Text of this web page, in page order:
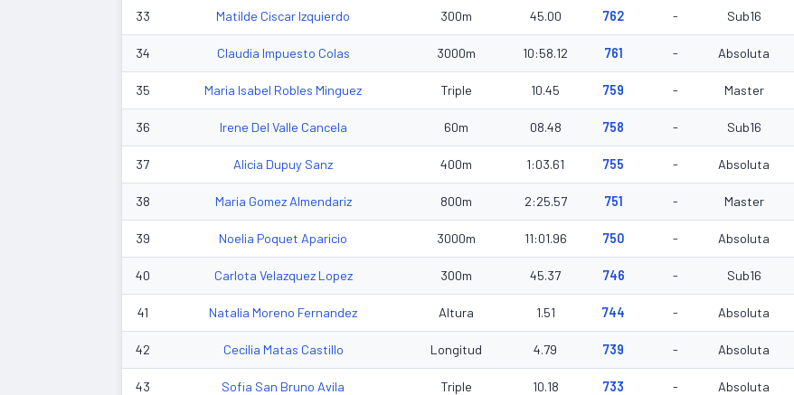
33 Matilde Ciscar Izquierdo 300m 45.00 762 - Sub16
34 Claudia Impuesto Colas 3000m 10:58.12 761 - Absoluta
35 Maria Isabel Robles Minguez Triple 10.45 759 - Master
36 Irene Del Valle Cancela 60m 08.48 758 - Sub16
37 Alicia Dupuy Sanz 400m 1:03.61 755 - Absoluta
38 Maria Gomez Almendariz 800m 2:25.57 751 - Master
39 Noelia Poquet Aparicio 3000m 11:01.96 750 - Absoluta
40 Carlota Velazquez Lopez 300m 45.37 746 - Sub16
41 Natalia Moreno Fernandez Altura 1.51 744 - Absoluta
42 Cecilia Matas Castillo Longitud 4.79 739 - Absoluta
43 Sofia San Bruno Avila Triple 10.18 733 - Absoluta